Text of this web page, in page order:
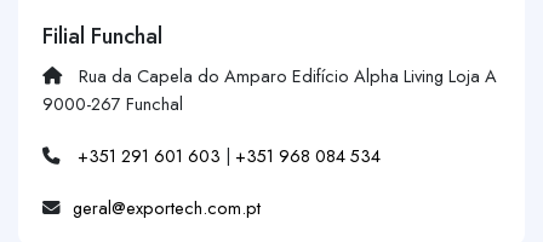
Filial Funchal
Rua da Capela do Amparo Edifício Alpha Living Loja A
9000-267 Funchal
+351 291 601 603 | +351 968 084 534
geral@exportech.com.pt